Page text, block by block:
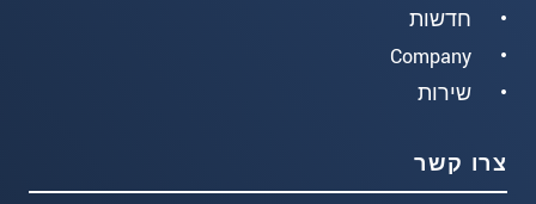
חדשות
Company
שירות
צרו קשר